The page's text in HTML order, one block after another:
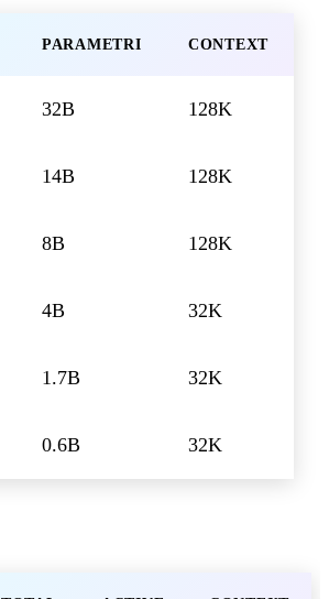
PARAMETRI CONTEXT
32B 128K
14B 128K
8B 128K
4B 32K
1.7B 32K
0.6B 32K